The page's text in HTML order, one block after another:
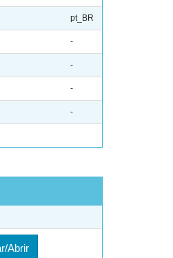
pt_BR
-
-
-
-
Abrir